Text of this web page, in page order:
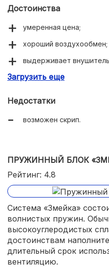
Достоинства
умеренная цена;
хороший воздухообмен;
выдерживает
надежность.
Загрузить еще
Недостатки
возможен скрип.
ПРУЖИННЫЙ БЛОК
Рейтинг: 4.8
Система «Змейка»
волнистых пружин.
высокоуглеродистых
достоинствам
длительный срок
вентиляцию.